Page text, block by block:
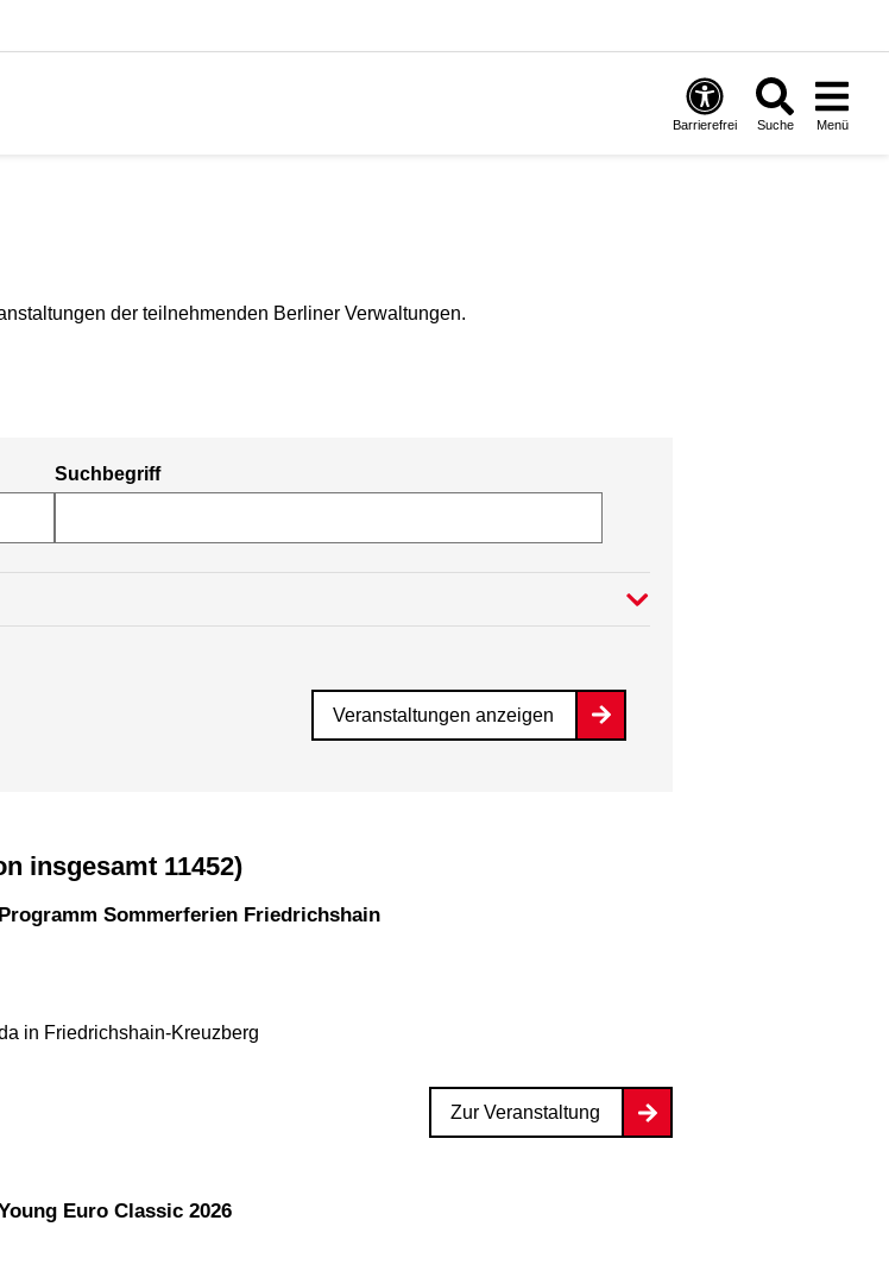
Barrierefrei Suche Menü
der teilnehmenden Berliner Verwaltungen.
Suchbegriff
Veranstaltungen anzeigen
insgesamt 11452)
Programm Sommerferien Friedrichshain
in Friedrichshain-Kreuzberg
Zur Veranstaltung
Young Euro Classic 2026